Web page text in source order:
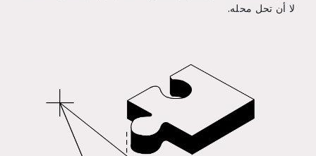
لا أن تحل محله.